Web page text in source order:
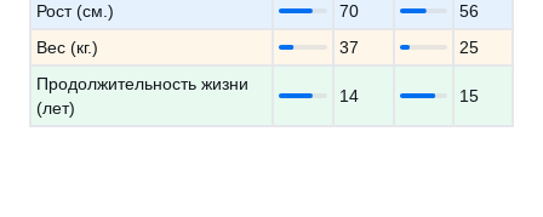
Рост (см.)
70
56
Вес (кг.)
37
25
Продолжительность жизни
(лет)
14 15